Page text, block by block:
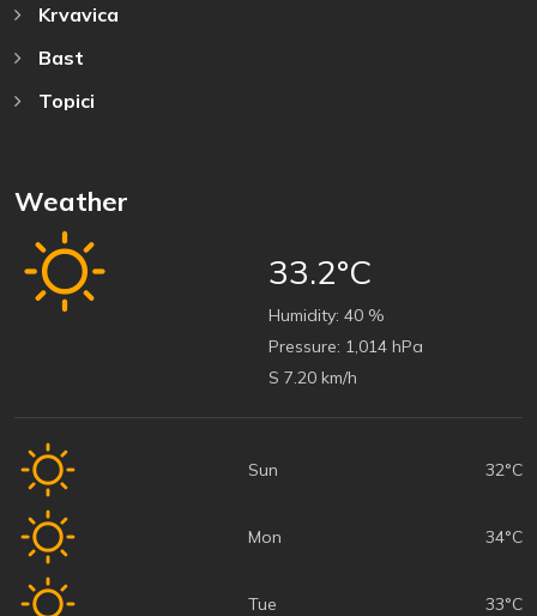
Krvavica
Bast
Topici
Weather
33.2°C
Humidity: 40 %
Pressure: 1,014 hPa
S 7.20 km/h
Sun 32°C
Mon 34°C
Tue 33°C